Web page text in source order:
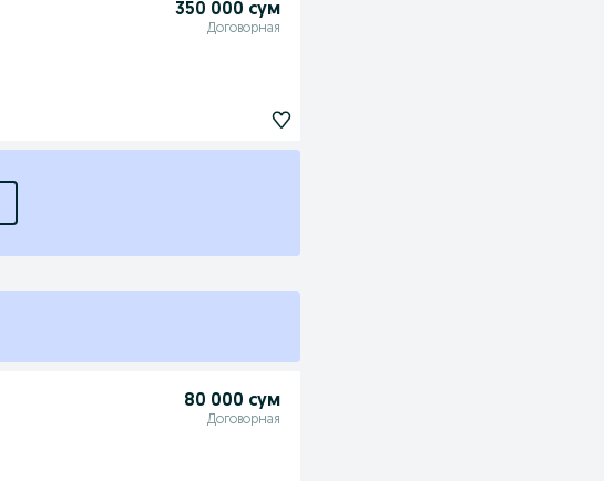
350 000 сум
Договорная
80 000 сум
Договорная